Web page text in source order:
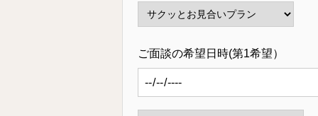
ご面談の希望日時(第1希望）